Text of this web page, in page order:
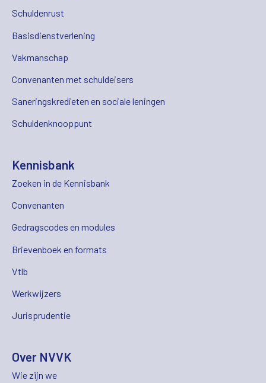
Schuldenrust
Basisdienstverlening
Vakmanschap
Convenanten met schuldeisers
Saneringskredieten en sociale leningen
Schuldenknooppunt
Kennisbank
Zoeken in de Kennisbank
Convenanten
Gedragscodes en modules
Brievenboek en formats
Vtlb
Werkwijzers
Jurisprudentie
Over NVVK
Wie zijn we